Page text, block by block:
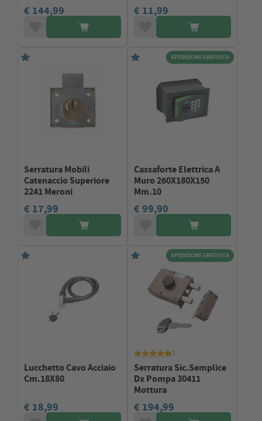
€ 144,99 € 11,99
Serratura Mobili
Catenaccio Superiore
2241 Meroni
€ 17,99
SPEDIZIONE GRATUITA
Cassaforte Elettrica A
Muro 260X180X150
Mm.10
€ 99,90
Lucchetto Cavo Acciaio
Cm.18X80
€ 18,99
SPEDIZIONE GRATUITA
Serratura Sic.Semplice
Dx Pompa 30411
Mottura
€ 194,99